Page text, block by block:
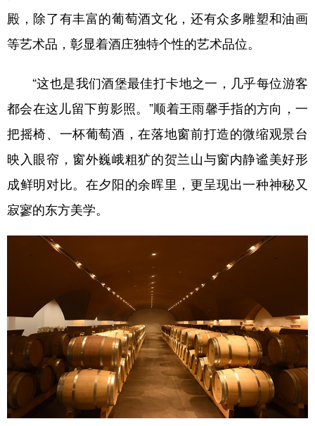
殿，除了有丰富的葡萄酒文化，还有众多雕塑和油画
等艺术品，彰显着酒庄独特个性的艺术品位。
“这也是我们酒堡最佳打卡地之一，几乎每位游客
都会在这儿留下剪影照。”顺着王雨馨手指的方向，一
把摇椅、一杯葡萄酒，在落地窗前打造的微缩观景台
映入眼帘，窗外巍峨粗犷的贺兰山与窗内静谧美好形
成鲜明对比。在夕阳的余晖里，更呈现出一种神秘又
寂寥的东方美学。